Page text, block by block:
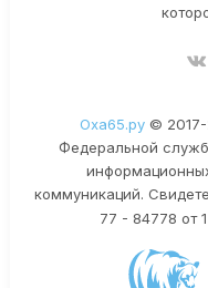
Оха65.ру© 2017-
Федеральной
коммуникаций.
77 - 84778 от